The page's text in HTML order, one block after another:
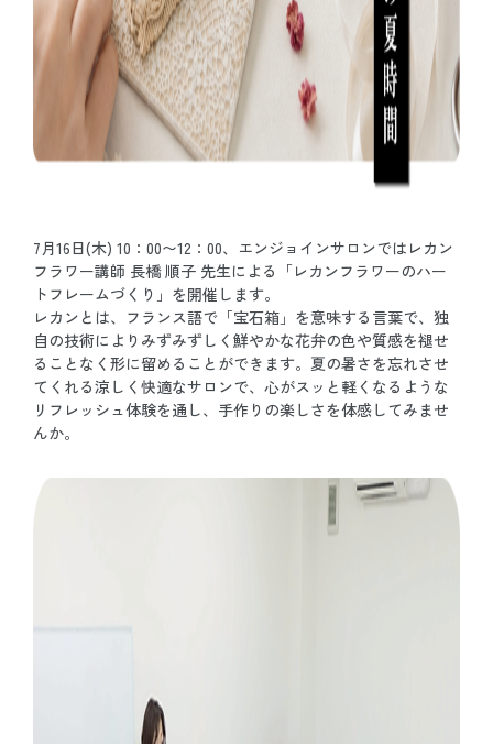
7月16日(木) 10：00〜12：00、エンジョインサロンではレカン
フラワー講師 長橋 順子 先生による「レカンフラワーのハー
トフレームづくり」を開催します。
レカンとは、フランス語で「宝石箱」を意味する言葉で、独
自の技術によりみずみずしく鮮やかな花弁の色や質感を褪せ
ることなく形に留めることができます。夏の暑さを忘れさせ
てくれる涼しく快適なサロンで、心がスッと軽くなるような
リフレッシュ体験を通し、手作りの楽しさを体感してみませ
んか。